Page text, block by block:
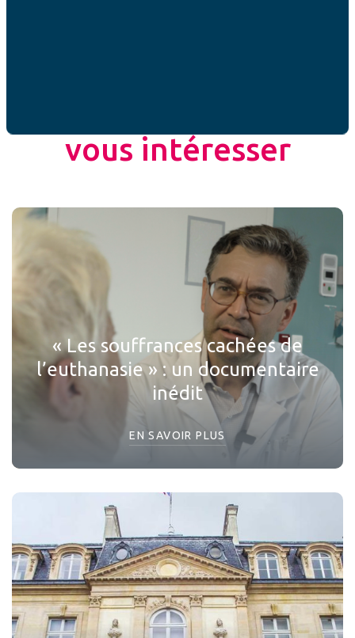
vous intéresser
« Les souffrances cachées de
l’euthanasie » : un documentaire
inédit
EN SAVOIR PLUS